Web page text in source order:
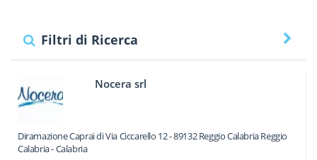
Filtri di Ricerca
Nocera srl
Diramazione Caprai di Via Ciccarello 12-89132 Reggio CalabriaReggio
Calabria -Calabria